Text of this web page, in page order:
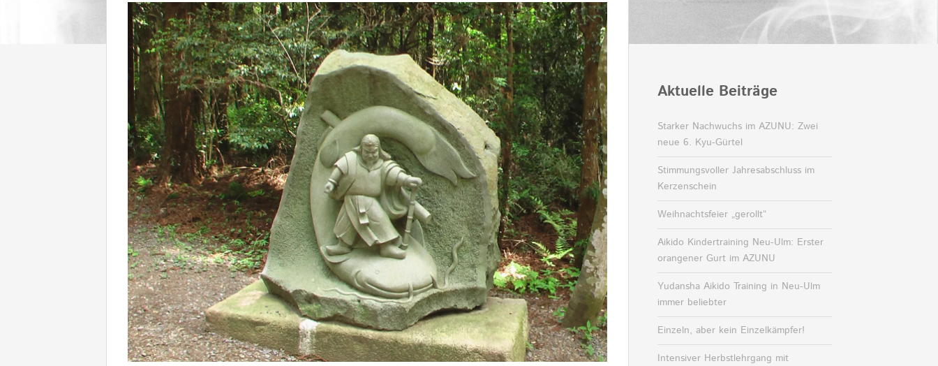
Aktuelle Beiträge
Starker Nachwuchs im AZUNU: Zwei
neue 6. Kyu-Gürtel
Stimmungsvoller Jahresabschluss im
Kerzenschein
Weihnachtsfeier „gerollt“
Aikido Kindertraining Neu-Ulm: Erster
orangener Gurt im AZUNU
Yudansha Aikido Training in Neu-Ulm
immer beliebter
Einzeln, aber kein Einzelkämpfer!
Intensiver Herbstlehrgang mit